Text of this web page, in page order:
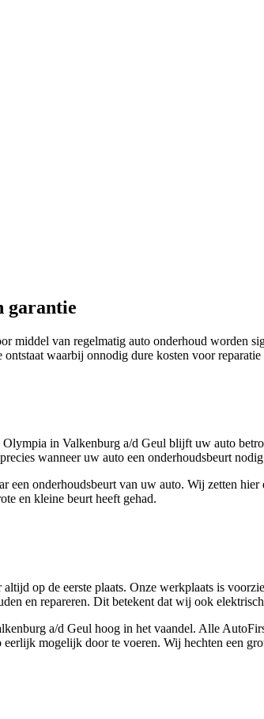
garantie
middel van regelmatig auto onderhoud worden
waarbij onnodig dure kosten voor
in Valkenburg a/d Geul blijft uw auto
wanneer uw auto een onderhoudsbeurt
een onderhoudsbeurt van uw auto. Wij zetten
en kleine beurt heeft gehad.
op de eerste plaats. Onze werkplaats is
en repareren. Dit betekent dat wij ook
a/d Geul hoog in het vaandel. Alle
mogelijk door te voeren. Wij hechten een